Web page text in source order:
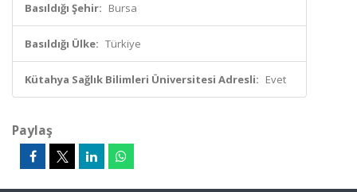
Basıldığı Şehir: Bursa
Basıldığı Ülke: Türkiye
Kütahya Sağlık Bilimleri Üniversitesi Adresli: Evet
Paylaş